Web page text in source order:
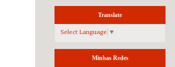
Translate
Select Language ▼
Minhas Redes